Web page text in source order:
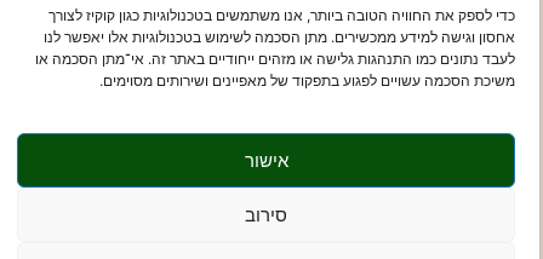
כדי לספק את החוויה הטובה ביותר, אנו משתמשים בטכנולוגיות כגון קוקיז לצורך
אחסון וגישה למידע ממכשירים. מתן הסכמה לשימוש בטכנולוגיות אלו יאפשר לנו
לעבד נתונים כמו התנהגות גלישה או מזהים ייחודיים באתר זה. אי־מתן הסכמה או
משיכת הסכמה עשויים לפגוע בתפקוד של מאפיינים ושירותים מסוימים.
אישור
סירוב
א'-ה' 9:00-16:00
054-6033755